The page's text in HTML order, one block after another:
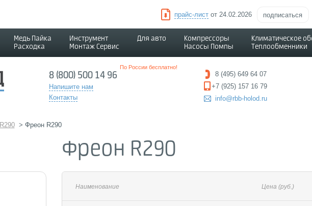
прайс-листот 24.02.2026 подписаться
Медь Пайка
Расходка
Инструмент
Монтаж Сервис
Для авто
Компрессоры
Насосы Помпы
Климатическое
Теплообменники
8 (800) 500 14 96
По России бесплатно!
Напишите нам
Контакты
8 (495) 649 64 07
+7 (925) 157 16 79
info@rbb-holod.ru
R290 > Фреон R290
Фреон R290
Наименование Цена (руб.)